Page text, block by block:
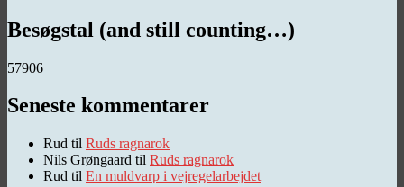
Besøgstal (and still counting…)
57906
Seneste kommentarer
Rud til Ruds ragnarok
Nils Grøngaard til Ruds ragnarok
Rud til En muldvarp i vejregelarbejdet